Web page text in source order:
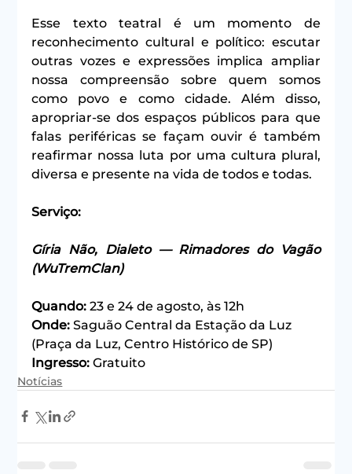
Esse texto teatral é um momento de
reconhecimento cultural e político: escutar
outras vozes e expressões implica ampliar
nossa compreensão sobre quem somos
como povo e como cidade. Além disso,
apropriar-se dos espaços públicos para que
falas periféricas se façam ouvir é também
reafirmar nossa luta por uma cultura plural,
diversa e presente na vida de todos e todas.
Serviço:
Gíria Não, Dialeto — Rimadores do Vagão
(WuTremClan)
Quando: 23 e 24 de agosto, às 12h
Onde: Saguão Central da Estação da Luz
(Praça da Luz, Centro Histórico de SP)
Ingresso: Gratuito
Notícias